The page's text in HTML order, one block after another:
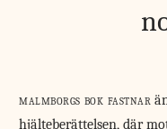
malmborgs bok fastnar
hjälteberättelsen, där